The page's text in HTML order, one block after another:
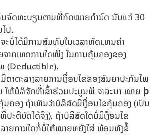
ຈົດທະບຽນຕາມທີ່ກົດໝາຍກຳນົດ ນັບແຕ່ 30
ປ.
ະບໍ່ໄດ້ມີການສົມທົບໃນເວລາທົດແທນຄ່າ
ຈາກເຫດການໃດໜຶ່ງ ໃນການຄຸ້ມຄອງຂອງ
(Deductible).
າຕະລາງລາຍການເງື່ອນໄຂຂອງສັນຍາປະກັນໄພ
ໃຫ້ບໍລິສັດທີ່ເຂົ້າຮ່ວມປະມູນພິ ຈາລະນາ ໝາຍ þ
ມຄອງ ຖ້າເຫັນວ່າບໍລິສັດມີເງື່ອນໄຂຄຸ້ມຄອງ (ເປັນ
ທີ່ປະຕິບັດໄດ້ຈິງ), ຖ້າບໍລິສັດໃດບໍ່ມີເງື່ອນໄຂ
າຍການໃດກໍ່ບໍ່ໃຫ້ໝາຍຫຍັງໃສ່ ພ້ອມທັງຂໍ້